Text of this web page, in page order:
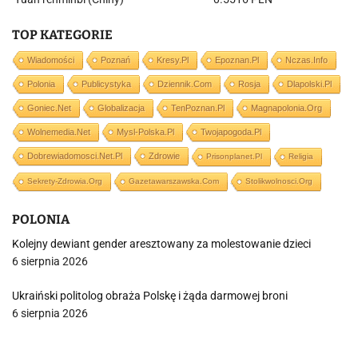
TOP KATEGORIE
Wiadomości Poznań Kresy.pl Epoznan.pl Nczas.info
Polonia Publicystyka Dziennik.com Rosja Dlapolski.pl
Goniec.net Globalizacja TenPoznan.pl Magnapolonia.org
Wolnemedia.net Mysl-Polska.pl Twojapogoda.pl
Dobrewiadomosci.net.pl Zdrowie Prisonplanet.pl Religia
Sekrety-Zdrowia.org Gazetawarszawska.com Stolikwolnosci.org
POLONIA
Kolejny dewiant gender aresztowany za molestowanie dzieci
6 sierpnia 2026
Ukraiński politolog obraża Polskę i żąda darmowej broni
6 sierpnia 2026